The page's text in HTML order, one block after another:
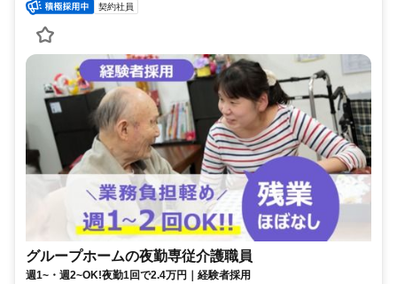
契約社員
グループホームの夜勤専従介護職員
週1~・週2~OK!夜勤1回で2.4万円｜経験者採用